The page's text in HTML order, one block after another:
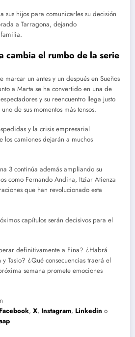
sus hijos para comunicarles su decisión
a Tarragona, dejando
cambia el rumbo de la serie
marcar un antes y un después en Sueños
a Marta se ha convertido en una de
y su reencuentro llega justo
de sus momentos más tensos.
y la crisis empresarial
camiones dejarán a muchos
3 continúa además ampliando su
como Fernando Andina, Itziar Atienza
que han revolucionado esta
capítulos serán decisivos para el
definitivamente a Fina? ¿Habrá
Tasio? ¿Qué consecuencias traerá el
semana promete emociones
Facebook, X, Instagram, Linkedin o